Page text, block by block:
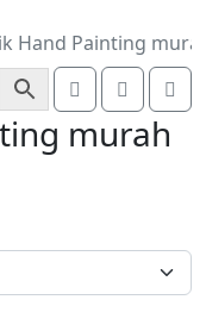
Hand Painting
Account
murah